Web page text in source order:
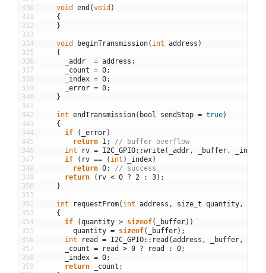
330
331
332
333
334
335
336
337
338
339
340
341
342
343
344
345
346
347
348
349
350
351
352
353
354
355
356
357
358
359
void end (void )
{
}
void beginTransmission( int address )
{
_addr
= address ;
_count = 0;
_index = 0;
_error = 0;
}
int endTransmission( bool sendStop = true)
{
if
( _error)
return 1 ;
// buffer overflow
int
rv = I2C_GPIO::write( _addr , _buffer , _index
if
( rv == ( int ) _index)
return 0;
// success
return
( rv < 0 ? 2 : 3) ;
}
int requestFrom( int address , size t quantity ,
{
if
(quantity > sizeof( _buffer) )
quantity = sizeof( _buffer) ;
int
read = I2C_GPIO:: read (address , _buffer ,
_count = read > 0 ? read : 0;
_index = 0;
return
_count ;